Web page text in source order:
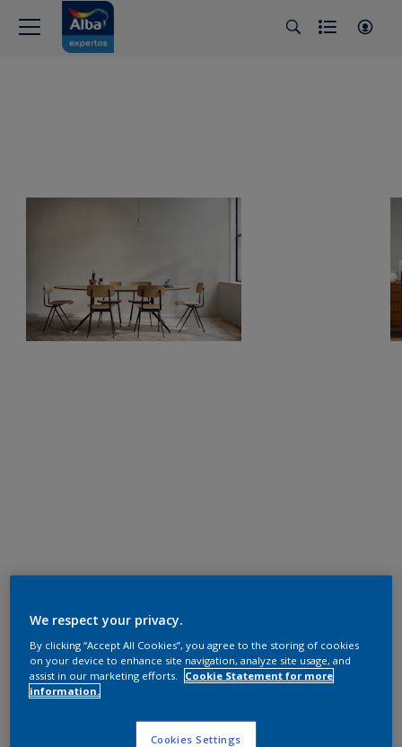
We respect your privacy.
By clicking “Accept All Cookies”, you agree to the storing of cookies
on your device to enhance site navigation, analyze site usage, and
assist in our marketing efforts.
Cookie Statement for more
information.
Cookies Settings